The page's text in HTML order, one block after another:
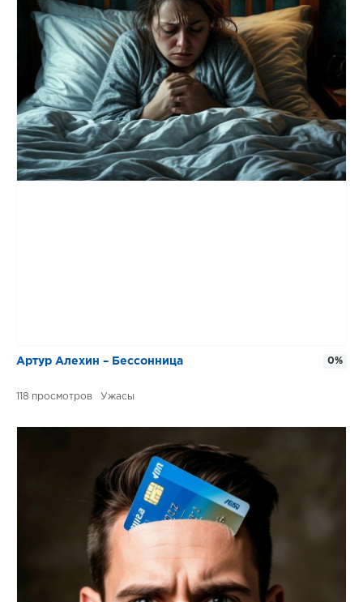
Артур Алехин – Бессонница
118 Ужасы
0%